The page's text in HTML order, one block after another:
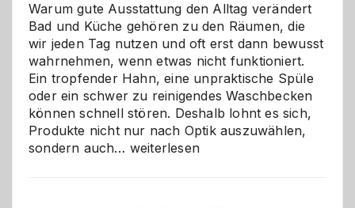
Warum gute Ausstattung den Alltag verändert
Bad und Küche gehören zu den Räumen, die
wir jeden Tag nutzen und oft erst dann bewusst
wahrnehmen, wenn etwas nicht funktioniert.
Ein tropfender Hahn, eine unpraktische Spüle
oder ein schwer zu reinigendes Waschbecken
können schnell stören. Deshalb lohnt es sich,
Produkte nicht nur nach Optik auszuwählen,
sondern auch… Bad
weiterlesen